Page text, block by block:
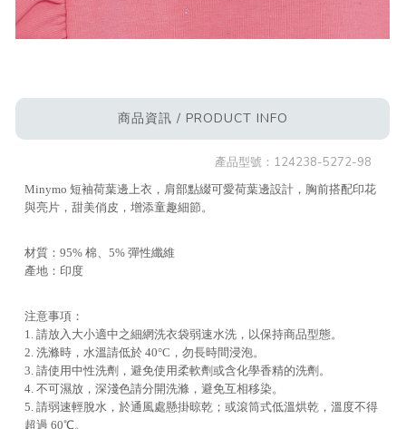
商品資訊 / PRODUCT INFO
產品型號： 124238-5272-98
Minymo 短袖荷葉邊上衣，肩部點綴可愛荷葉邊設計，胸前搭配印花
與亮片，甜美俏皮，增添童趣細節。
材質：95% 棉、5% 彈性纖維
產地：印度
注意事項：
1. 請放入大小適中之細網洗衣袋弱速水洗，以保持商品型態。
2. 洗滌時，水溫請低於 40°C，勿長時間浸泡。
3. 請使用中性洗劑，避免使用柔軟劑或含化學香精的洗劑。
4. 不可濕放，深淺色請分開洗滌，避免互相移染。
5. 請弱速輕脫水，於通風處懸掛晾乾；或滾筒式低溫烘乾，溫度不得
超過 60℃。